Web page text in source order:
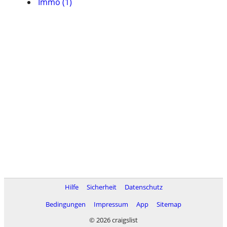
Hilfe Sicherheit
Datenschutz
Bedingungen
Impressum App
Sitemap
© 2026 craigslist